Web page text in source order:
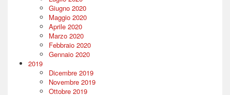
Giugno 2020
Maggio 2020
Aprile 2020
Marzo 2020
Febbraio 2020
Gennaio 2020
2019
Dicembre 2019
Novembre 2019
Ottobre 2019